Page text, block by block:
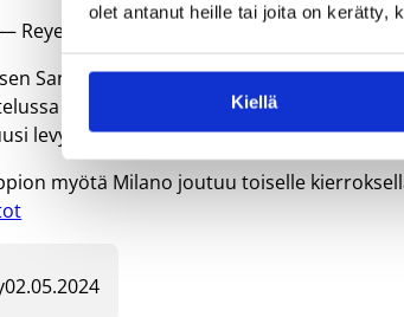
olet antanut heille tai joita on kerätty,
Kiellä
Reyer Venezia (@REYER1872)
April 29, 2024
Sanga Milano joutuu puolestaan
toistamiseen Brixialle lopputuloksen
levypalloa ja riiston.
myötä Milano joutuu toiselle
02.05.2024